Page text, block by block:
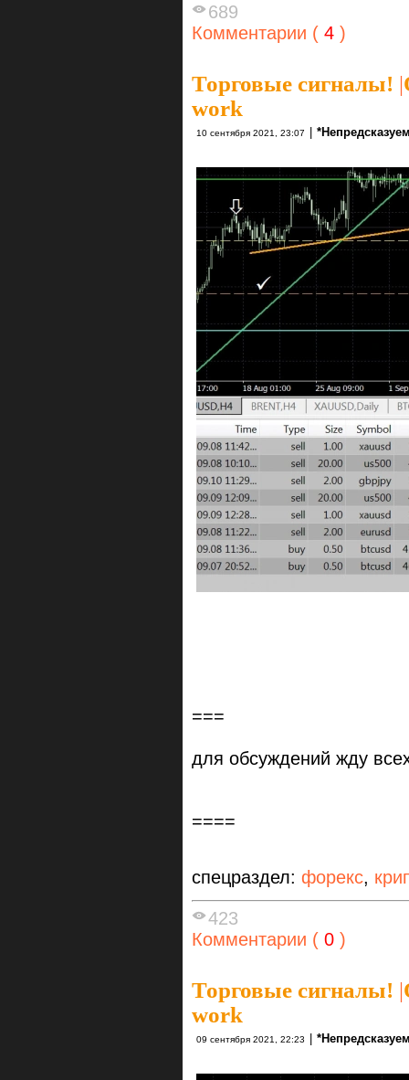
689
Комментарии ( 4 )
Торговые сигналы! |
work
10 сентября 2021, 23:07
===
для обсуждений жду
====
спецраздел: форекс,
423
Комментарии ( 0 )
Торговые сигналы! |
work
09 сентября 2021, 22:23